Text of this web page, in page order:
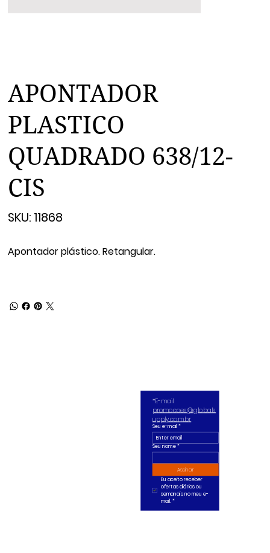
APONTADOR
PLASTICO
QUADRADO 638/12-
CIS
SKU:
11868
11868
Apontador plástico. Retangular.
promocoes@globals
upply.com.br
Seu e-mail *
Seu nome *
Assinar
Eu aceito receber
ofertas diárias ou
semanais no meu e-
mail. *